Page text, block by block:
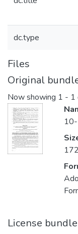
dc.type
Files
Original
Now showing 1 - 1
License bundle